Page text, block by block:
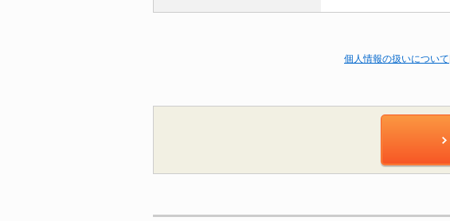
個人情報の扱いについて